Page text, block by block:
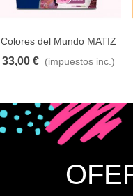
Añadir al carrito A lista de deseos
Colores del Mundo MATIZ
VIOLETA 4L
33,00 € (impuestos inc.)